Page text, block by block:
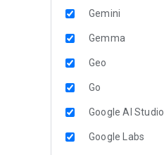
Gemini
Gemma
Geo
Go
Google AI Studio
Google Labs